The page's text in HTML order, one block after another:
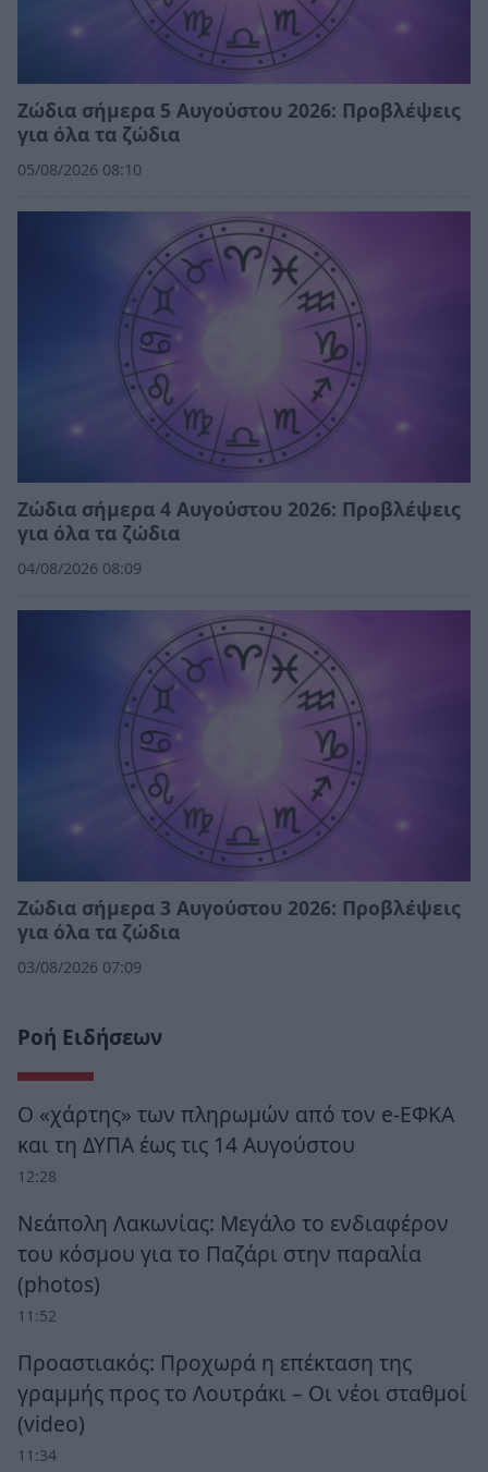
Ζώδια σήμερα 5 Αυγούστου 2026: Προβλέψεις
για όλα τα ζώδια
05/08/2026 08:10
Ζώδια σήμερα 4 Αυγούστου 2026: Προβλέψεις
για όλα τα ζώδια
04/08/2026 08:09
Ζώδια σήμερα 3 Αυγούστου 2026: Προβλέψεις
για όλα τα ζώδια
03/08/2026 07:09
Ροή Ειδήσεων
Ο «χάρτης» των πληρωμών από τον e-ΕΦΚΑ
και τη ΔΥΠΑ έως τις 14 Αυγούστου
12:28
Νεάπολη Λακωνίας: Μεγάλο το ενδιαφέρον
του κόσμου για το Παζάρι στην παραλία
(photos)
11:52
Προαστιακός: Προχωρά η επέκταση της
γραμμής προς το Λουτράκι – Οι νέοι σταθμοί
(video)
11:34